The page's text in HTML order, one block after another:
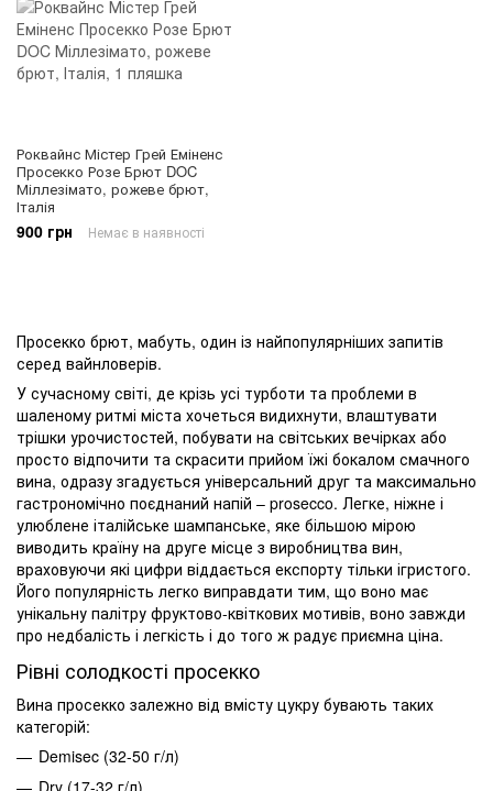
Роквайнс Містер Грей Еміненс
Просекко Розе Брют DOC
Міллезімато, рожеве брют,
Італія
900 грн Немає в наявності
Просекко брют, мабуть, один із найпопулярніших запитів
серед вайнловерів.
У сучасному світі, де крізь усі турботи та проблеми в
шаленому ритмі міста хочеться видихнути, влаштувати
трішки урочистостей, побувати на світських вечірках або
просто відпочити та скрасити прийом їжі бокалом смачного
вина, одразу згадується універсальний друг та максимально
гастрономічно поєднаний напій – prosecco. Легке, ніжне і
улюблене італійське шампанське, яке більшою мірою
виводить країну на друге місце з виробництва вин,
враховуючи які цифри віддається експорту тільки ігристого.
Його популярність легко виправдати тим, що воно має
унікальну палітру фруктово-квіткових мотивів, воно завжди
про недбалість і легкість і до того ж радує приємна ціна.
Рівні солодкості просекко
Вина просекко залежно від вмісту цукру бувають таких
категорій:
Demisec (32-50 г/л)
Dry (17-32 г/л)